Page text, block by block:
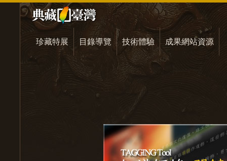
珍藏特展 目錄導覽 技術體驗 成果網站資源